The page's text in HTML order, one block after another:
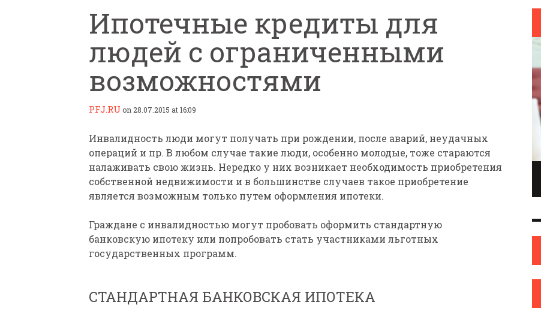
Ипотечные кредиты для
людей с ограниченными
возможностями
PFJ.RU on 28.07.2015 at 16:09
Инвалидность люди могут получать при рождении, после аварий, неудачных
операций и пр. В любом случае такие люди, особенно молодые, тоже стараются
налаживать свою жизнь. Нередко у них возникает необходимость приобретения
собственной недвижимости и в большинстве случаев такое приобретение
является возможным только путем оформления ипотеки.
Граждане с инвалидностью могут пробовать оформить стандартную
банковскую ипотеку или попробовать стать участниками льготных
государственных программ.
СТАНДАРТНАЯ БАНКОВСКАЯ ИПОТЕКА
ИНЖЕНЕР С ТВОРЧЕСКИМИ АМБИЦИЯМИ.
ИЛИ КАК ЖЕНЩИНА ИЗ НОВОПОЛОЦКА
НАШЛА СЕБЯ В ИСКУССТВЕ
ИСКУССТВО
ПАРАЛИМПИЙСКАЯ ЧЕМПИОНКА ПО
БИАТЛОНУ И ЛЫЖНЫМ ГОНКАМ ИЗ
КАЗАНИ ИРИНА ПОЛЯКОВА
БЕЗ НОГ 12 СЕН 0